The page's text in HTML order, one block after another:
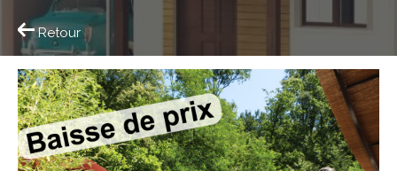
Retour
Type
d'offre
Vente
Type
de
bien
type de bien
Ville